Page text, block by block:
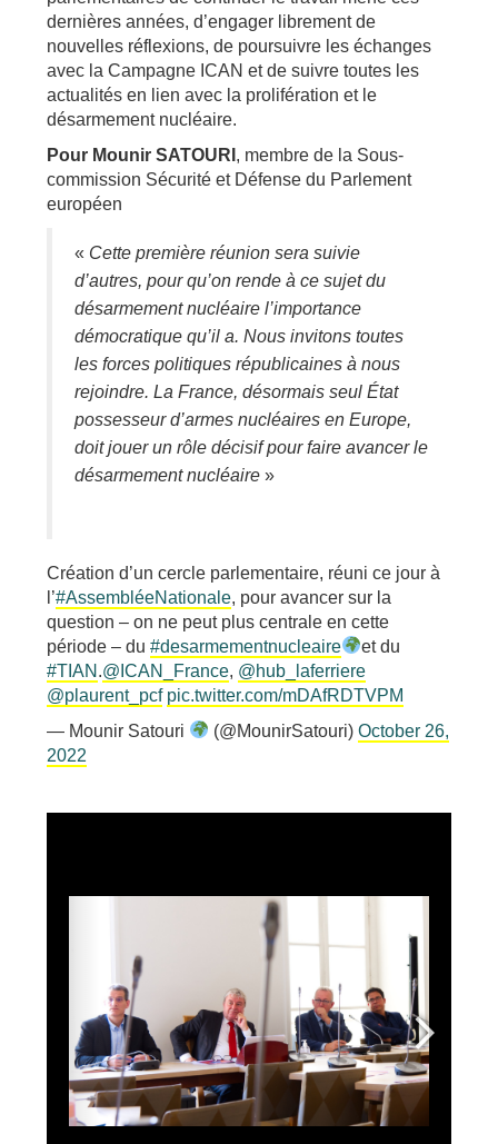
dernières années, d’engager librement de
nouvelles réflexions, de poursuivre les échanges
avec la Campagne ICAN et de suivre toutes les
actualités en lien avec la prolifération et le
désarmement nucléaire.
Pour Mounir SATOURI , membre de la Sous-
commission Sécurité et Défense du Parlement
européen
« Cette première réunion sera suivie
d’autres, pour qu’on rende à ce sujet du
désarmement nucléaire l’importance
démocratique qu’il a. Nous invitons toutes
les forces politiques républicaines à nous
rejoindre. La France, désormais seul État
possesseur d’armes nucléaires en Europe,
doit jouer un rôle décisif pour faire avancer le
désarmement nucléaire »
Création d’un cercle parlementaire, réuni ce jour à
l’#AssembléeNationale, pour avancer sur la
question – on ne peut plus centrale en cette
période – du #desarmementnucleaire
et du
#TIAN .@ICAN_France, @hub_laferriere
@plaurent_pcf pic.twitter.com/mDAfRDTVPM
— Mounir Satouri
(@MounirSatouri)October 26,
2022